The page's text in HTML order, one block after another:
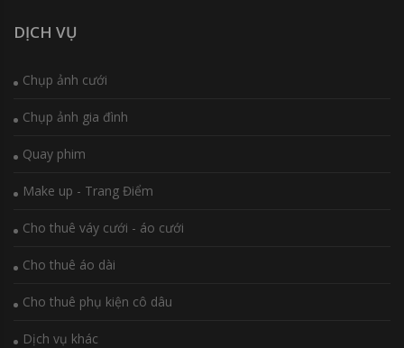
DỊCH VỤ
Chụp ảnh cưới
Chụp ảnh gia đình
Quay phim
Make up - Trang Điểm
Cho thuê váy cưới - áo cưới
Cho thuê áo dài
Cho thuê phụ kiện cô dâu
Dịch vụ khác